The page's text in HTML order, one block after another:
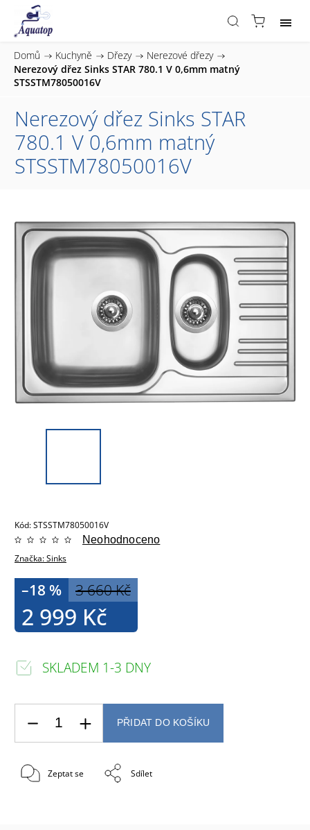
Domů / Kuchyně / Dřezy / Nerezové dřezy /
Nerezový dřez Sinks STAR 780.1 V 0,6mm matný
STSSTM78050016V
Nerezový dřez Sinks STAR
780.1 V 0,6mm matný
STSSTM78050016V
Kód:STSSTM78050016V
Značka:Sinks
Neohodnoceno
3 660 Kč
–18 %
2 999 Kč
SKLADEM 1-3 DNY
PŘIDAT DO KOŠÍKU
Zeptat se Sdílet